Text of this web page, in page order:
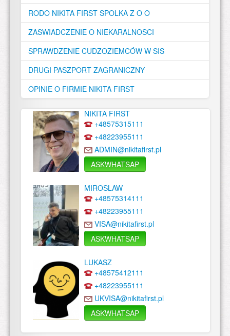
RODO NIKITA FIRST SPOLKA Z O O
ZASWIADCZENIE O NIEKARALNOSCI
SPRAWDZENIE CUDZOZIEMCÓW W SIS
DRUGI PASZPORT ZAGRANICZNY
OPINIE O FIRMIE NIKITA FIRST
NIKITA FIRST
+48575315111
+48223955111
ADMIN@nikitafirst.pl
ASKWHATSAP
MIROSLAW
+48575314111
+48223955111
VISA@nikitafirst.pl
ASKWHATSAP
LUKASZ
+48575412111
+48223955111
UKVISA@nikitafirst.pl
ASKWHATSAP